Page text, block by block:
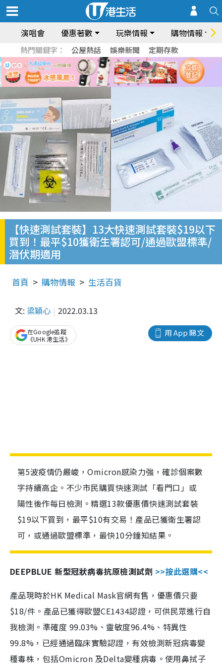
演唱會 優惠著數 玩樂情報 購物情報
熱門關鍵字： 公屋熱話 娛樂新聞 定期存款
【快速測試套裝】13大快速測試套裝$19以下
買到！最平$10獲衛生署認可/通過歐盟標準/
潛伏期適用
首頁 購物情報 生活百貨
文: 梁穎心 2022.03.13
用 App 睇文
在Google追蹤
《UHK 港生活》
第5波疫情仍嚴峻，Omicron感染力強，確診個案數
字持續高企。不少市民購買快速測試「看門口」或
陽性後作每日檢測。精選13款優惠價快速測試套裝
$19以下買到，最平$10有交易！產品已獲衛生署認
可，或通過歐盟標準，最快10分鐘知結果。
DEEPBLUE 新型冠狀病毒抗原檢測試劑 >>按此選購<<
產品現時於HK Medical Mask官網有售，優惠價只要
$18/件。產品已獲得歐盟CE1434認證，可供民眾進行自
我檢測。準確度 99.03%、靈敏度96.4%、特異性
99.8%，已經通過臨床實驗認證，有效檢測新冠病毒變
種毒株，包括Omicron 及Delta變種病毒。使用鼻拭子